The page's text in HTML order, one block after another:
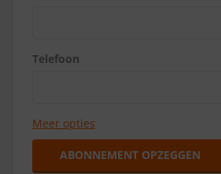
Telefoon
Meer opties
ABONNEMENT OPZEGGEN